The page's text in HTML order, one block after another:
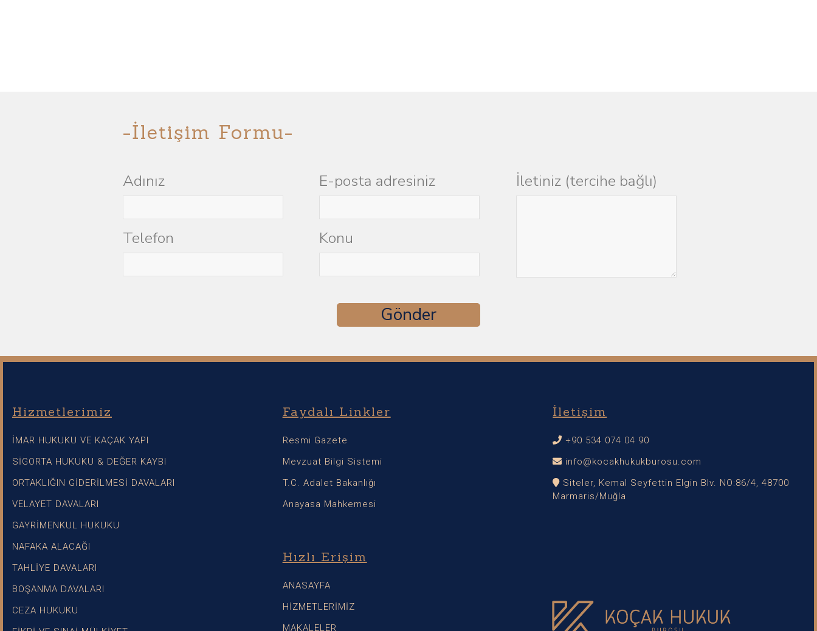
-İletişim Formu-
Adınız E-posta adresiniz
Telefon Konu
İletiniz (tercihe bağlı)
Hizmetlerimiz
İMAR HUKUKU VE KAÇAK YAPI
SİGORTA HUKUKU & DEĞER KAYBI
ORTAKLIĞIN GİDERİLMESİ DAVALARI
VELAYET DAVALARI
GAYRİMENKUL HUKUKU
NAFAKA ALACAĞI
TAHLİYE DAVALARI
BOŞANMA DAVALARI
CEZA HUKUKU
Faydalı Linkler
Resmi Gazete
Mevzuat Bilgi Sistemi
T.C. Adalet Bakanlığı
Anayasa Mahkemesi
İletişim
+90 534 074 04 90
info@kocakhukukburosu.com
Siteler, Kemal Seyfettin Elgin Blv. NO:86/4, 48700
Marmaris/Muğla
Hızlı Erişim
ANASAYFA
HİZMETLERİMİZ
MAKALELER